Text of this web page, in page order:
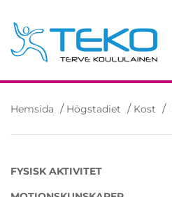
content
Hemsida / Högstadiet / Kost /
FYSISK AKTIVITET